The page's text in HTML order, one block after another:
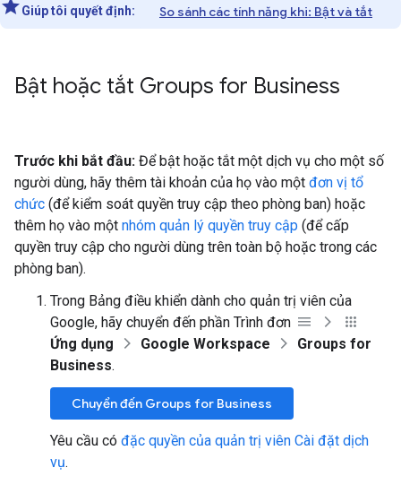
Giúp tôi quyết định: So sánh các tính năng khi: Bật và tắt
Bật hoặc tắt Groups for Business
Trước khi bắt đầu: Để bật hoặc tắt một dịch vụ cho một số
người dùng, hãy thêm tài khoản của họ vào một đơn vị tổ
chức (để kiểm soát quyền truy cập theo phòng ban) hoặc
thêm họ vào một nhóm quản lý quyền truy cập (để cấp
quyền truy cập cho người dùng trên toàn bộ hoặc trong các
phòng ban).
Trong Bảng điều khiển dành cho quản trị viên của
Google, hãy chuyển đến phần Trình đơn
Ứng dụng
Google Workspace
Groups for
Business.
Chuyển đến Groups for Business
Yêu cầu có đặc quyền của quản trị viên Cài đặt dịch
vụ.